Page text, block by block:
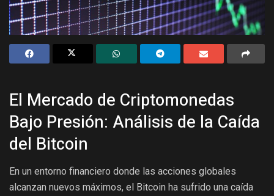
El Mercado de Criptomonedas
Bajo Presión: Análisis de la Caída
del Bitcoin
En un entorno financiero donde las acciones globales
alcanzan nuevos máximos, el Bitcoin ha sufrido una caída